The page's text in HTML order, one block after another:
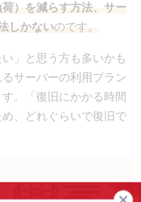
）を減らす方法、サー
しかないのです。
」と思う方も多いかも
サーバーの利用プラン
。「復旧にかかる時間
、どれぐらいで復旧で